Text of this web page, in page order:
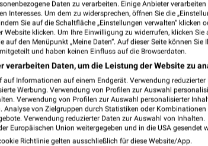
C&A Bochum
Am Einkaufszentrum xx
44791 Bochum
434,27 km
C&A Angebote in Herne
Herne, Deutschland
436,58 km
Daten zu verarbeiten. Einige Anbieter
Interesses. Um dem zu widersprechen, öffnen Sie die
Sie auf die Schaltfläche „Einstellungen verwalten“ klicken
Website klicken. Um Ihre Einwilligung zu widerrufen, klicken
auf den Menüpunkt „Meine Daten“. Auf dieser Seite können
und haben keinen Einfluss auf die Browserdaten.
verarbeiten Daten, um die Leistung der Website zu
auf Informationen auf einem Endgerät. Verwendung
Werbung. Verwendung von Profilen zur Auswahl
Verwendung von Profilen zur Auswahl personalisierter
Analyse von Zielgruppen durch Statistiken oder
Verwendung reduzierter Daten zur Auswahl von Inhalten.
Europäischen Union weitergegeben und in die USA gesendet
Richtlinie gelten ausschließlich für diese Website/App.